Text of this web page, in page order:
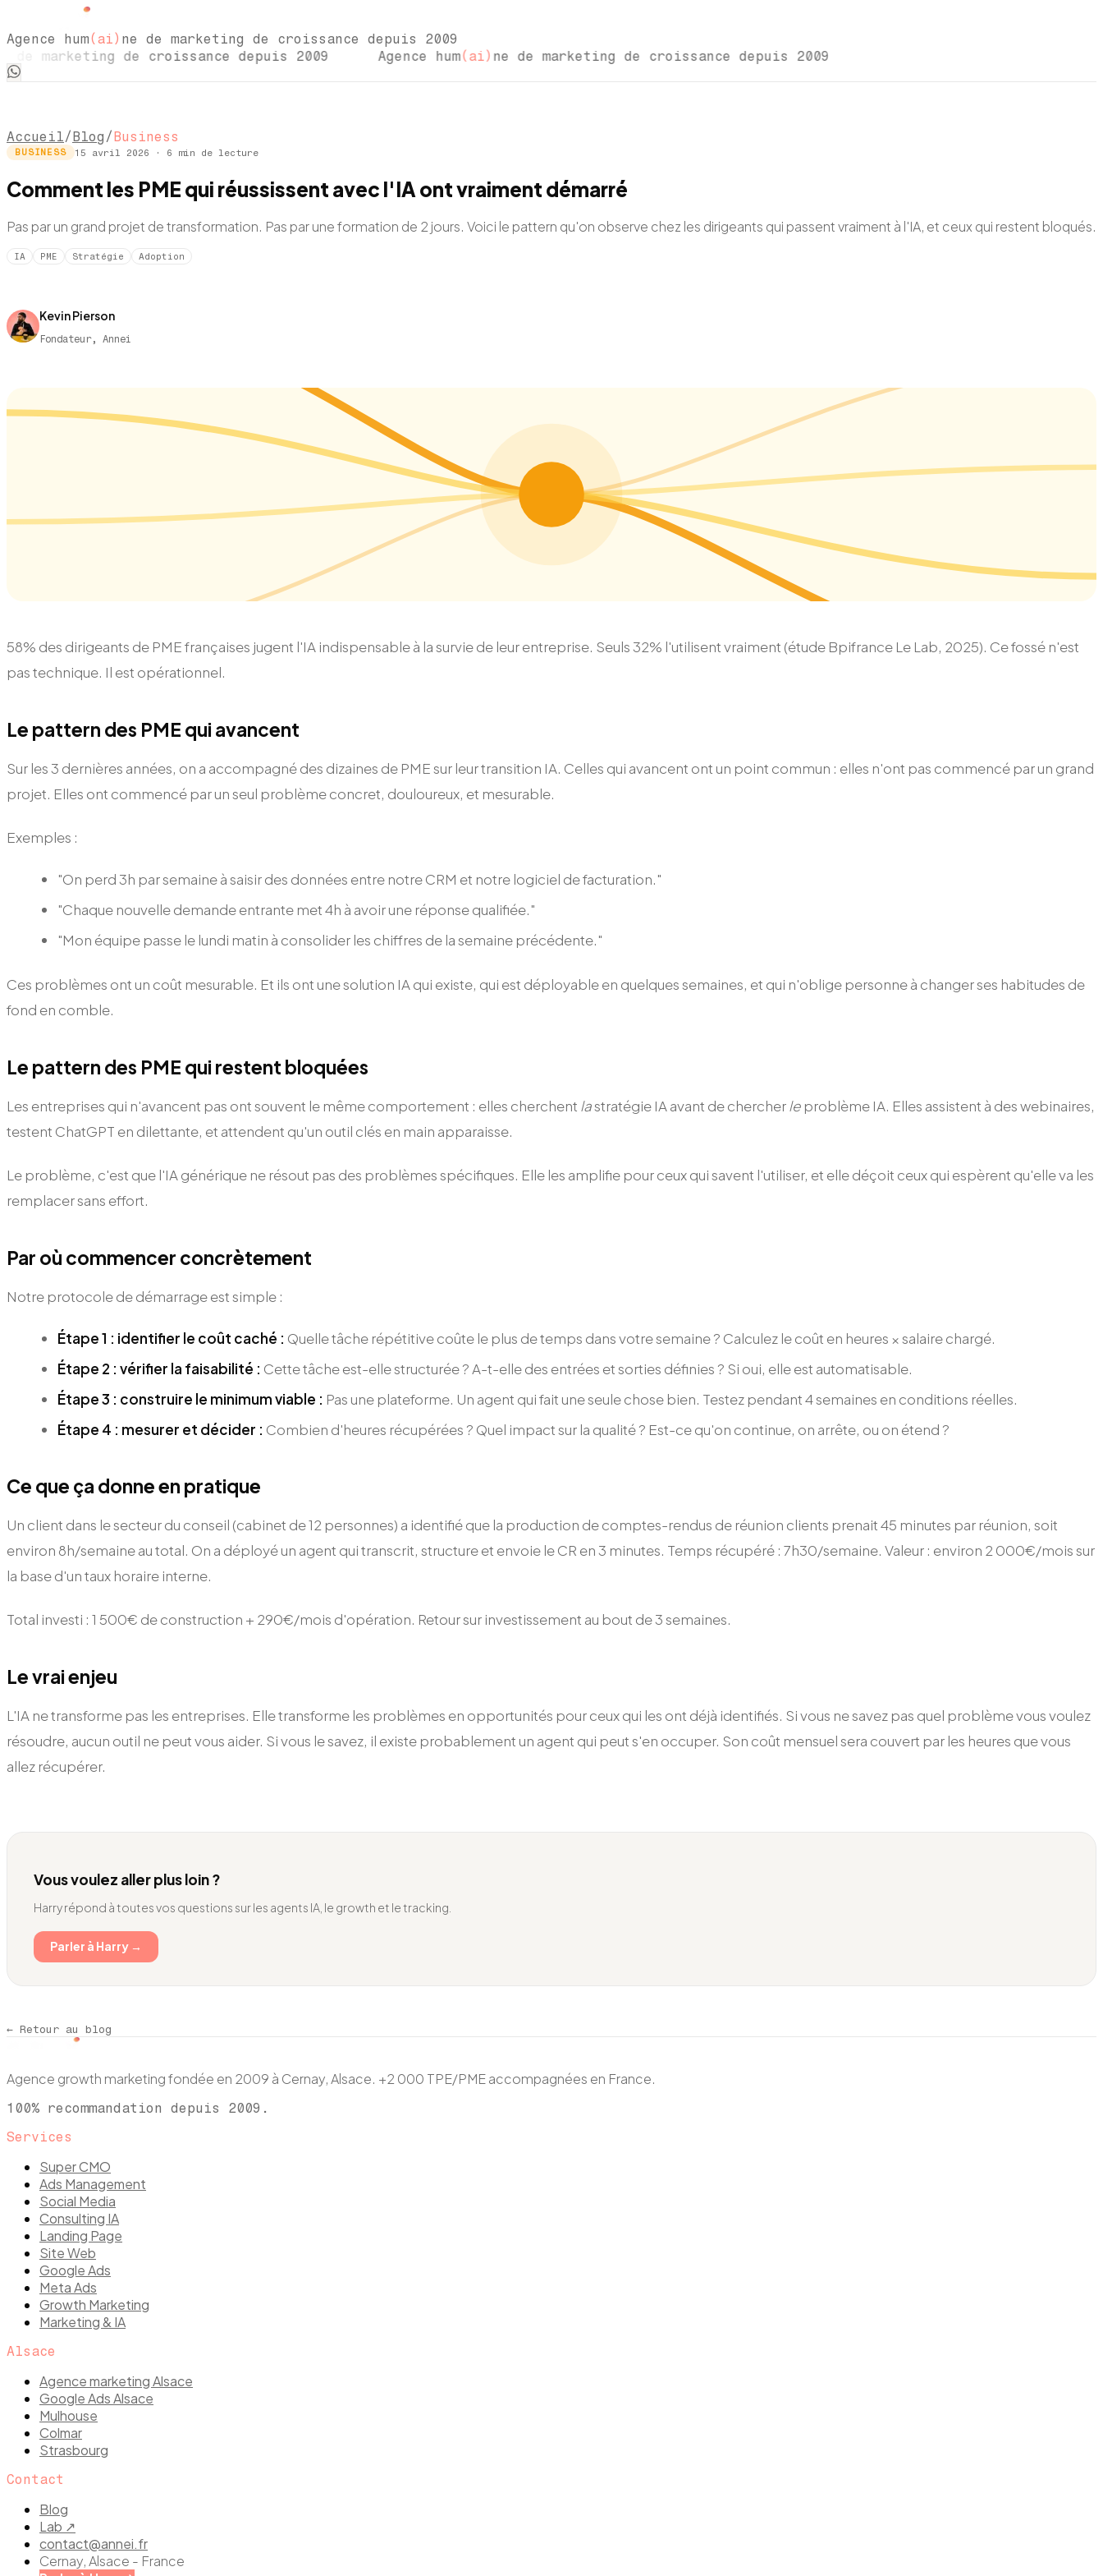
Agence hum(ai) ne de marketing de croissance depuis 2009
marketing de croissance depuis 2009 Agence hum(ai)ne de marketing de croissance depuis 2009
Accueil/Blog /Business
BUSINESS 15 avril 2026 · 6 min de lecture
Comment les PME qui réussissent avec l'IA ont vraiment démarré
Pas par un grand projet de transformation. Pas par une formation de 2 jours. Voici le pattern qu'on observe chez les dirigeants qui passent vraiment à l'IA, et ceux qui restent bloqués.
IA PME Stratégie Adoption
Kevin Pierson
Fondateur, Annei
58% des dirigeants de PME françaises jugent l'IA indispensable à la survie de leur entreprise. Seuls 32% l'utilisent vraiment (étude Bpifrance Le Lab, 2025). Ce fossé n'est
pas technique. Il est opérationnel.
Le pattern des PME qui avancent
Sur les 3 dernières années, on a accompagné des dizaines de PME sur leur transition IA. Celles qui avancent ont un point commun : elles n'ont pas commencé par un grand
projet. Elles ont commencé par un seul problème concret, douloureux, et mesurable.
Exemples :
"On perd 3h par semaine à saisir des données entre notre CRM et notre logiciel de facturation."
"Chaque nouvelle demande entrante met 4h à avoir une réponse qualifiée."
"Mon équipe passe le lundi matin à consolider les chiffres de la semaine précédente."
Ces problèmes ont un coût mesurable. Et ils ont une solution IA qui existe, qui est déployable en quelques semaines, et qui n'oblige personne à changer ses habitudes de
fond en comble.
Le pattern des PME qui restent bloquées
Les entreprises qui n'avancent pas ont souvent le même comportement : elles cherchent lastratégie IA avant de chercherle problème IA. Elles assistent à des webinaires,
testent ChatGPT en dilettante, et attendent qu'un outil clés en main apparaisse.
Le problème, c'est que l'IA générique ne résout pas des problèmes spécifiques. Elle les amplifie pour ceux qui savent l'utiliser, et elle déçoit ceux qui espèrent qu'elle va les
remplacer sans effort.
Par où commencer concrètement
Notre protocole de démarrage est simple :
Étape 1 : identifier le coût caché : Quelle tâche répétitive coûte le plus de temps dans votre semaine ? Calculez le coût en heures × salaire chargé.
Étape 2 : vérifier la faisabilité : Cette tâche est-elle structurée ? A-t-elle des entrées et sorties définies ? Si oui, elle est automatisable.
Étape 3 : construire le minimum viable : Pas une plateforme. Un agent qui fait une seule chose bien. Testez pendant 4 semaines en conditions réelles.
Étape 4 : mesurer et décider : Combien d'heures récupérées ? Quel impact sur la qualité ? Est-ce qu'on continue, on arrête, ou on étend ?
Ce que ça donne en pratique
Un client dans le secteur du conseil (cabinet de 12 personnes) a identifié que la production de comptes-rendus de réunion clients prenait 45 minutes par réunion, soit
environ 8h/semaine au total. On a déployé un agent qui transcrit, structure et envoie le CR en 3 minutes. Temps récupéré : 7h30/semaine. Valeur : environ 2 000€/mois sur
la base d'un taux horaire interne.
Total investi : 1 500€ de construction + 290€/mois d'opération. Retour sur investissement au bout de 3 semaines.
Le vrai enjeu
L'IA ne transforme pas les entreprises. Elle transforme les problèmes en opportunités pour ceux qui les ont déjà identifiés. Si vous ne savez pas quel problème vous voulez
résoudre, aucun outil ne peut vous aider. Si vous le savez, il existe probablement un agent qui peut s'en occuper. Son coût mensuel sera couvert par les heures que vous
allez récupérer.
Vous voulez aller plus loin ?
Harry répond à toutes vos questions sur les agents IA, le growth et le tracking.
Parler à Harry →
← Retour au blog
Agence growth marketing fondée en 2009 à Cernay, Alsace. +2 000 TPE/PME accompagnées en France.
100% recommandation depuis 2009.
Services
Super CMO
Ads Management
Social Media
Consulting IA
Landing Page
Site Web
Google Ads
Meta Ads
Growth Marketing
Marketing & IA
Alsace
Agence marketing Alsace
Google Ads Alsace
Mulhouse
Colmar
Strasbourg
Contact
Blog
Lab ↗
contact@annei.fr
Cernay, Alsace - France